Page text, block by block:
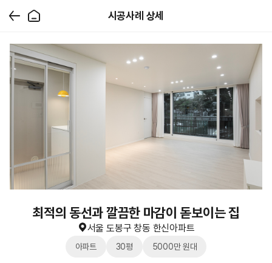
시공사례 상세
최적의 동선과 깔끔한 마감이 돋보이는 집
서울 도봉구 창동 한신아파트
아파트 30평 5000만 원대